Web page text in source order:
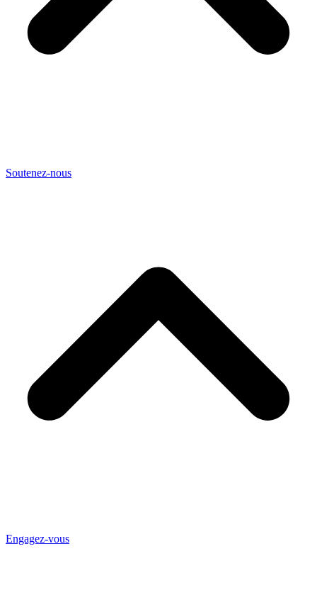
Soutenez-nous
Engagez-vous